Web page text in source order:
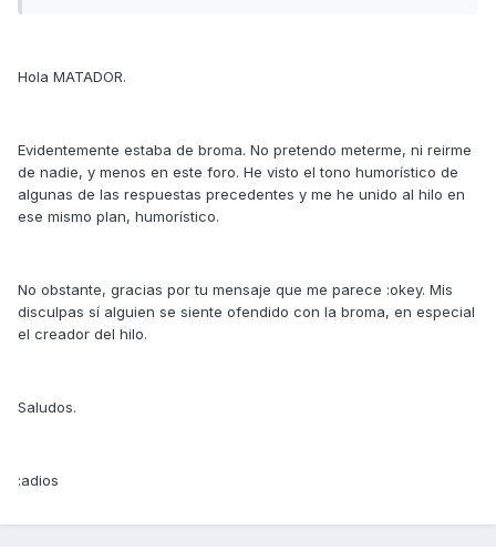
Hola MATADOR.
Evidentemente estaba de broma. No pretendo meterme, ni reirme
de nadie, y menos en este foro. He visto el tono humorístico de
algunas de las respuestas precedentes y me he unido al hilo en
ese mismo plan, humorístico.
No obstante, gracias por tu mensaje que me parece :okey. Mis
disculpas sí alguien se siente ofendido con la broma, en especial
el creador del hilo.
Saludos.
:adios